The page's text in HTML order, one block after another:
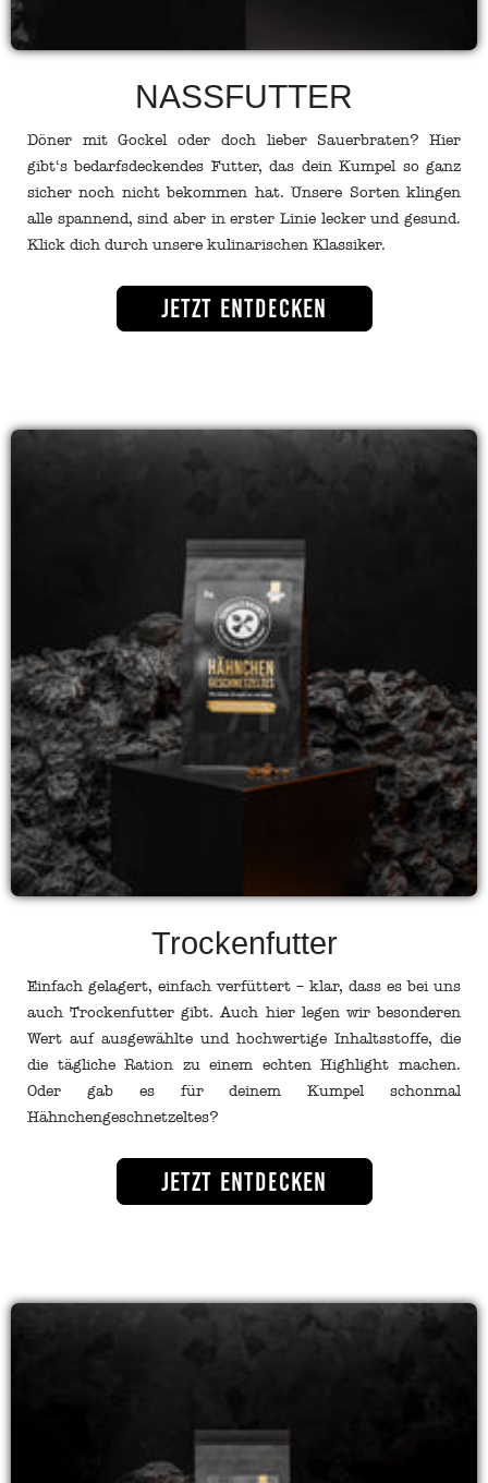
NASSFUTTER
Döner mit Gockel oder doch lieber Sauerbraten? Hier
gibt‘s bedarfsdeckendes Futter, das dein Kumpel so ganz
sicher noch nicht bekommen hat. Unsere Sorten klingen
alle spannend, sind aber in erster Linie lecker und gesund.
Klick dich durch unsere kulinarischen Klassiker.
Jetzt entdecken
Trockenfutter
Einfach gelagert, einfach verfüttert – klar, dass es bei uns
auch Trockenfutter gibt. Auch hier legen wir besonderen
Wert auf ausgewählte und hochwertige Inhaltsstoffe, die
die tägliche Ration zu einem echten Highlight machen.
Oder gab es für deinem Kumpel schonmal
Hähnchengeschnetzeltes?
Jetzt entdecken